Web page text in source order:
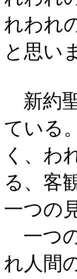
れわれ
と思い
新約
ている
く、わ
る、客
一つの
一つ
れ人間